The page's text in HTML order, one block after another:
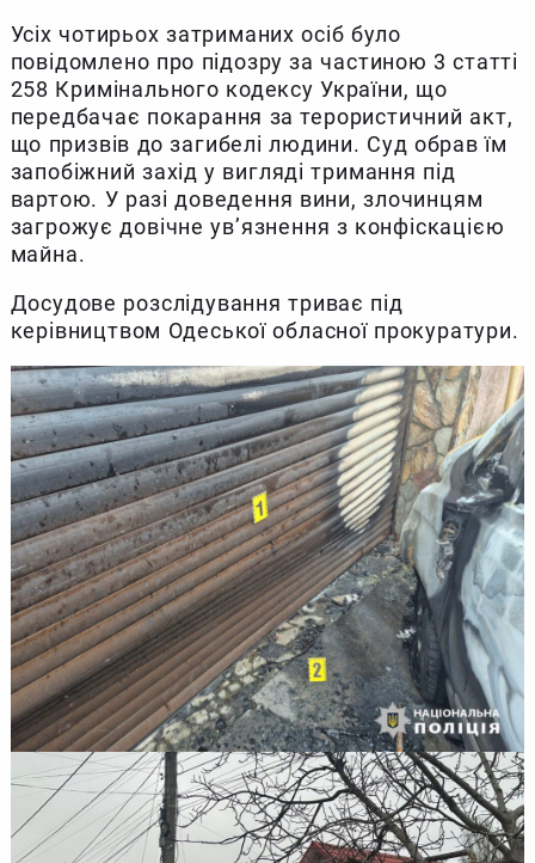
Усіх чотирьох затриманих осіб було
повідомлено про підозру за частиною 3 статті
258 Кримінального кодексу України, що
передбачає покарання за терористичний акт,
що призвів до загибелі людини. Суд обрав їм
запобіжний захід у вигляді тримання під
вартою. У разі доведення вини, злочинцям
загрожує довічне ув’язнення з конфіскацією
майна.
Досудове розслідування триває під
керівництвом Одеської обласної прокуратури.